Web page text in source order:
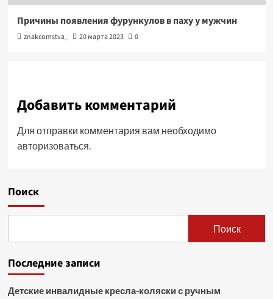
Причины появления фурункулов в паху у мужчин
znakcomstva_ 20 марта 2023 0
Добавить комментарий
Для отправки комментария вам необходимо
авторизоваться.
Поиск
Поиск
Последние записи
Детские инвалидные кресла-коляски с ручным